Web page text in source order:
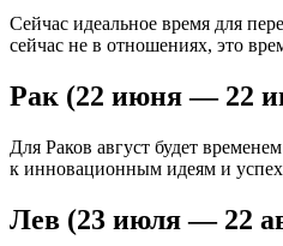
Сейчас идеальное время для
сейчас не в отношениях, это
Рак (22 июня — 22
Для Раков август будет
к инновационным идеям и
Лев (23 июля — 22